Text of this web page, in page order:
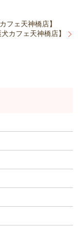
ェ天神橋店】
カフェ天神橋店】